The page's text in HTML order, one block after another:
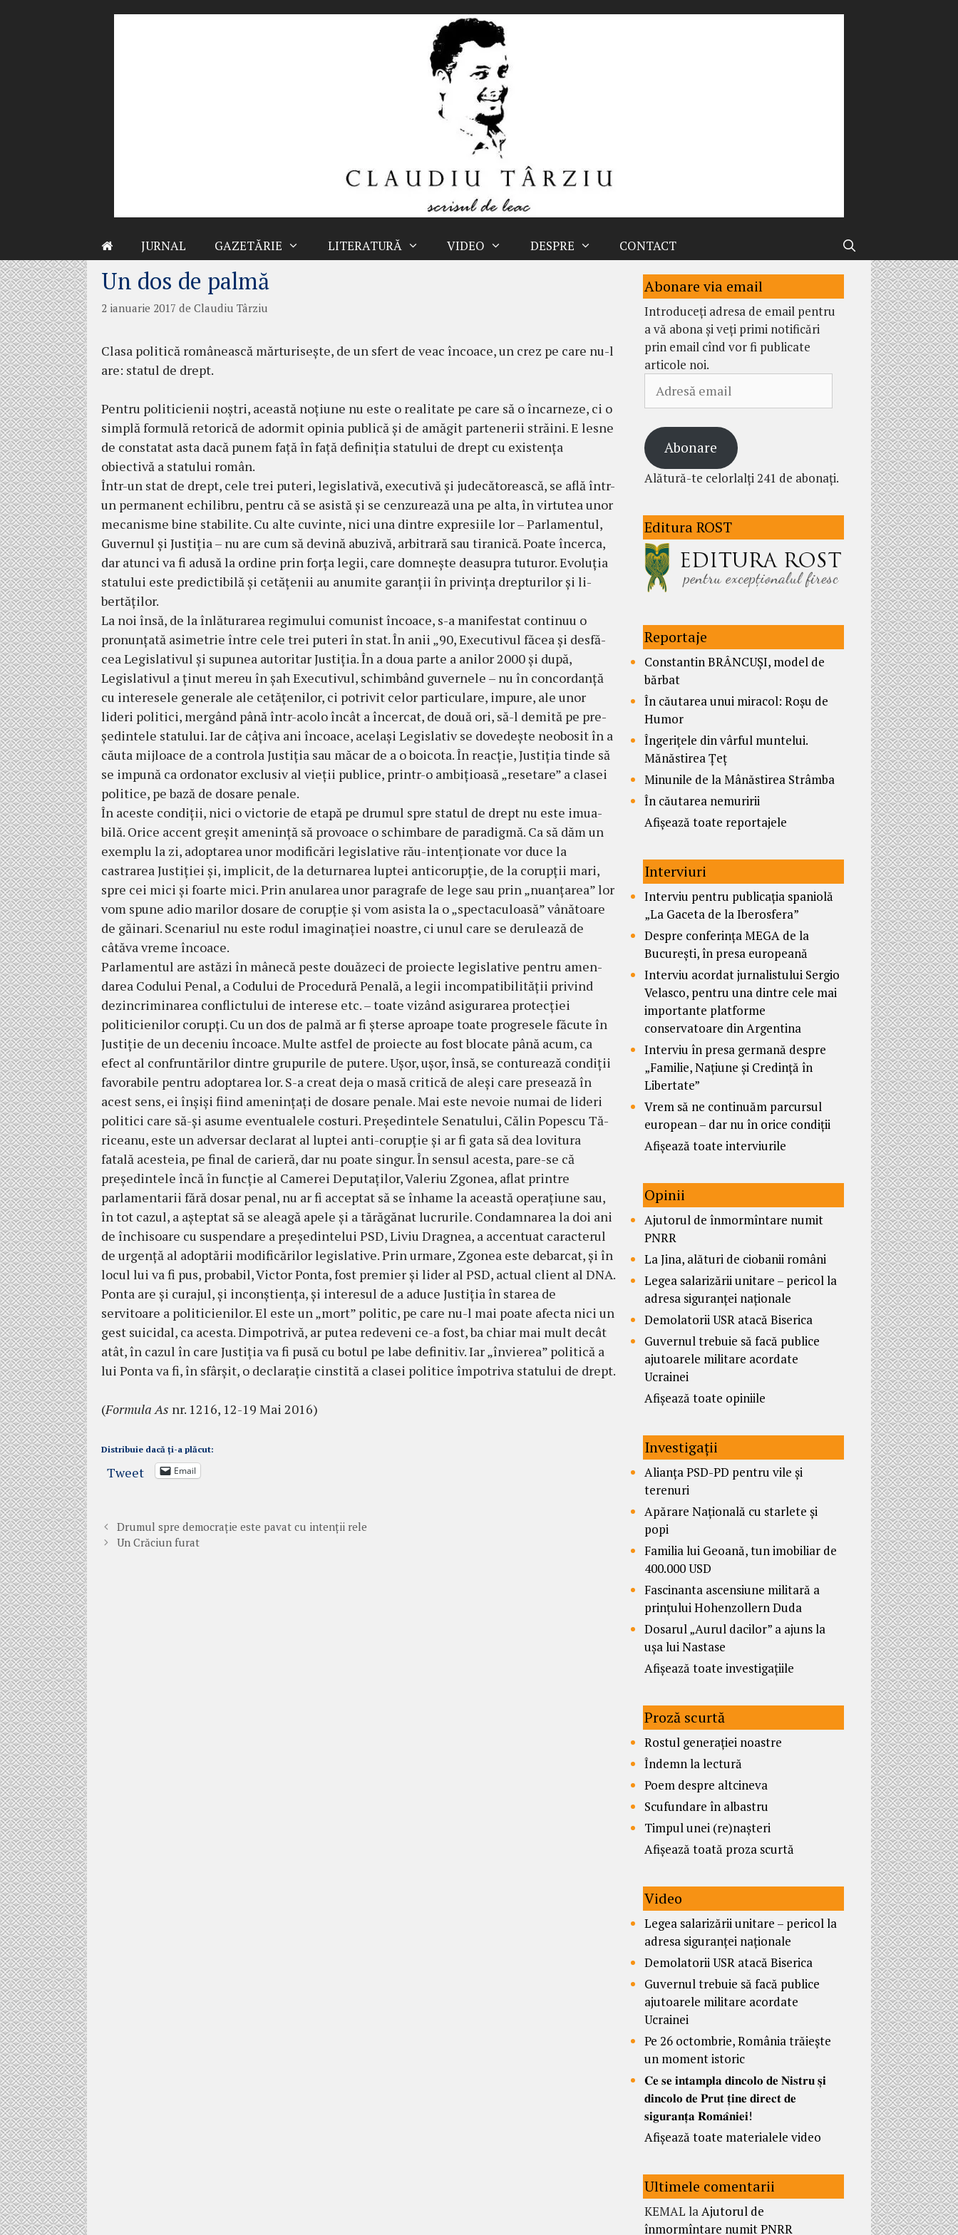
JURNAL GAZETĂRIE LITERATURĂ VIDEO DESPRE CONTACT
Un dos de palmă
2 ianuarie 2017 de Claudiu Târziu
Clasa politică românească mărtu­ri­seşte, de un sfert de veac încoace, un crez pe care nu-l
are: statul de drept.
Pentru po­liticienii noştri, această noţiune nu este o realitate pe care să o încarneze, ci o
simplă formulă re­torică de adormit opinia publică şi de amă­git partenerii străini. E lesne
de constatat asta dacă punem faţă în faţă definiţia statului de drept cu existenţa
obiectivă a sta­tu­lui român.
Într-un stat de drept, cele trei puteri, le­gislativă, executivă şi judecătorească, se află într-
un permanent echilibru, pentru că se asistă şi se cenzurează una pe alta, în vir­tu­tea unor
mecanisme bine stabilite. Cu alte cuvinte, nici una dintre expresiile lor – Par­lamentul,
Guvernul şi Justiţia – nu are cum să devină abuzivă, ar­bitrară sau tiranică. Poa­te încerca,
dar atunci va fi adu­să la or­di­ne prin forţa legii, care dom­neşte dea­su­pra tuturor. Evoluţia
statului este pre­dic­ti­bilă şi cetă­ţe­nii au anu­mite ga­ranţii în pri­vinţa drep­­tu­rilor şi li­
bertăţilor.
La noi însă, de la înlăturarea regimului co­munist încoace, s-a manifestat continuu o
pronunţată asimetrie între cele trei puteri în stat. În anii „90, Executivul făcea şi des­fă­
cea Legislativul şi su­pu­nea autoritar Jus­tiţia. În a doua parte a ani­lor 2000 şi după,
Legislativul a ţinut mereu în şah Executivul, schimbând guvernele – nu în concordanţă
cu interesele generale ale ce­tă­ţenilor, ci potrivit celor particulare, impu­re, ale unor
lideri politici, mergând până într-acolo încât a încercat, de două ori, să-l demită pe pre­
şe­dintele statului. Iar de câţiva ani încoace, ace­laşi Legislativ se dovedeşte neobosit în a
că­uta mijloace de a controla Justiţia sau mă­car de a o boicota. În reacţie, Justiţia tinde să
se impună ca or­donator exclusiv al vieţii pu­blice, printr-o ambiţioasă „resetare” a cla­sei
po­litice, pe bază de do­sare penale.
În aceste condiţii, nici o victorie de eta­pă pe drumul spre statul de drept nu este imua­­
bilă. Orice accent greşit ameninţă să provoace o schimbare de paradigmă. Ca să dăm un
exemplu la zi, adoptarea unor mo­di­ficări legislative rău-intenţionate vor du­ce la
castrarea Justiţiei şi, implicit, de la de­turnarea luptei anticorupţie, de la corupţii mari,
spre cei mici şi foarte mici. Prin anu­larea unor paragrafe de lege sau prin „nu­anţarea” lor
vom spune adio marilor dosare de corupţie şi vom asista la o „spec­ta­cu­loasă” vânătoare
de găinari. Scenariul nu este rodul imaginaţiei noastre, ci unul care se derulează de
câtăva vreme încoace.
Parlamentul are astăzi în mânecă peste douăzeci de proiecte legislative pentru amen­
darea Codului Penal, a Codului de Pro­cedură Penală, a legii incompatibi­li­tăţii privind
dezincriminarea conflictului de interese etc. – toate vizând asigurarea pro­tecţiei
politicienilor corupţi. Cu un dos de palmă ar fi şterse aproape toate pro­gre­sele făcute în
Justiţie de un deceniu în­coa­ce. Mul­te astfel de proiecte au fost blocate până acum, ca
efect al confruntărilor dintre gru­purile de putere. Uşor, uşor, însă, se con­turează condiţii
favorabile pentru adop­tarea lor. S-a creat deja o masă critică de aleşi ca­re presează în
acest sens, ei înşişi fiind ame­ninţaţi de dosare penale. Mai este nevoie numai de lideri
politici care să-şi asu­me eventualele costuri. Preşedintele Senatului, Călin Popescu Tă­
riceanu, este un adversar declarat al lup­tei anti-corupţie şi ar fi gata să dea lovitura
fatală acesteia, pe final de ca­rie­ră, dar nu poate singur. În sensul acesta, pa­re-se că
preşedintele încă în funcţie al Ca­merei Deputaţilor, Valeriu Zgonea, aflat prin­tre
parlamentarii fără dosar penal, nu ar fi acceptat să se înhame la această opera­ţiu­ne sau,
în tot cazul, a aşteptat să se aleagă ape­le şi a tărăgănat lucrurile. Condamnarea la doi ani
de închisoare cu suspendare a pre­şe­din­telui PSD, Liviu Dragnea, a accentuat ca­rac­terul
de urgenţă al adoptării mo­di­fi­că­rilor legislative. Prin urmare, Zgonea este de­barcat, şi în
locul lui va fi pus, probabil, Victor Ponta, fost premier şi lider al PSD, actual client al DNA.
Ponta are şi cu­rajul, şi inconştienţa, şi interesul de a aduce Jus­tiţia în starea de
servitoare a politicie­ni­lor. El este un „mort” politic, pe care nu-l mai poate afecta nici un
gest suicidal, ca acesta. Dimpotrivă, ar putea redeveni ce-a fost, ba chiar mai mult decât
atât, în cazul în care Justiţia va fi pusă cu botul pe labe definitiv. Iar „învierea” politică a
lui Ponta va fi, în sfârşit, o declaraţie cinstită a clasei politice împotriva statului de drept.
(Formula As nr. 1216, 12-19 Mai 2016)
Distribuie dacă ți-a plăcut:
Tweet Email
Drumul spre democraţie este pavat cu intenţii rele
Un Crăciun furat
Abonare via email
Introduceți adresa de email pentru
a vă abona și veți primi notificări
prin email cînd vor fi publicate
articole noi.
email
Abonare
Alătură-te celorlalți 241 de abonați.
Editura ROST
Reportaje
Constantin BRÂNCUȘI, model de
bărbat
În căutarea unui miracol: Roșu de
Humor
Îngerițele din vârful muntelui.
Mănăstirea Țeț
Minunile de la Mânăstirea Strâmba
În căutarea nemuririi
Afișează toate reportajele
Interviuri
Interviu pentru publicația spaniolă
„La Gaceta de la Iberosfera”
Despre conferința MEGA de la
București, în presa europeană
Interviu acordat jurnalistului Sergio
Velasco, pentru una dintre cele mai
importante platforme
conservatoare din Argentina
Interviu în presa germană despre
„Familie, Națiune și Credință în
Libertate”
Vrem să ne continuăm parcursul
european – dar nu în orice condiții
Afișează toate interviurile
Opinii
Ajutorul de înmormîntare numit
PNRR
La Jina, alături de ciobanii români
Legea salarizării unitare – pericol la
adresa siguranței naționale
Demolatorii USR atacă Biserica
Guvernul trebuie să facă publice
ajutoarele militare acordate
Ucrainei
Afișează toate opiniile
Investigații
Alianța PSD-PD pentru vile și
terenuri
Apărare Națională cu starlete și
popi
Familia lui Geoană, tun imobiliar de
400.000 USD
Fascinanta ascensiune militară a
prințului Hohenzollern Duda
Dosarul „Aurul dacilor” a ajuns la
ușa lui Nastase
Afișează toate investigațiile
Proză scurtă
Rostul generației noastre
Îndemn la lectură
Poem despre altcineva
Scufundare în albastru
Timpul unei (re)nașteri
Afișează toată proza scurtă
Video
Legea salarizării unitare – pericol la
adresa siguranței naționale
Demolatorii USR atacă Biserica
Guvernul trebuie să facă publice
ajutoarele militare acordate
Ucrainei
Pe 26 octombrie, România trăiește
un moment istoric
𝐂𝐞 𝐬𝐞 𝐢𝐧𝐭𝐚𝐦𝐩𝐥𝐚 𝐝𝐢𝐧𝐜𝐨𝐥𝐨 𝐝𝐞 𝐍𝐢𝐬𝐭𝐫𝐮 𝐬̦𝐢
𝐝𝐢𝐧𝐜𝐨𝐥𝐨 𝐝𝐞 𝐏𝐫𝐮𝐭 𝐭̦𝐢𝐧𝐞 𝐝𝐢𝐫𝐞𝐜𝐭 𝐝𝐞
𝐬𝐢𝐠𝐮𝐫𝐚𝐧𝐭̦𝐚 𝐑𝐨𝐦𝐚̂𝐧𝐢𝐞𝐢!
Afișează toate materialele video
Ultimele comentarii
KEMAL laAjutorul de
înmormîntare numit PNRR